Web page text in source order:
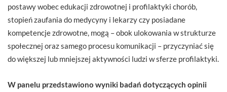
postawy wobec edukacji zdrowotnej i profilaktyki chorób,
stopień zaufania do medycyny i lekarzy czy posiadane
kompetencje zdrowotne, mogą – obok ulokowania w strukturze
społecznej oraz samego procesu komunikacji – przyczyniać się
do większej lub mniejszej aktywności ludzi w sferze profilaktyki.
W panelu przedstawiono wyniki badań dotyczących opinii